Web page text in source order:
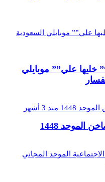
علي”” موبايلي
منذ 3 أشهر
1448